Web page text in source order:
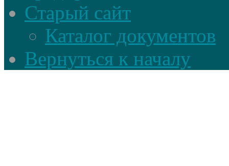
Старый сайт
Каталог документов
Вернуться к началу